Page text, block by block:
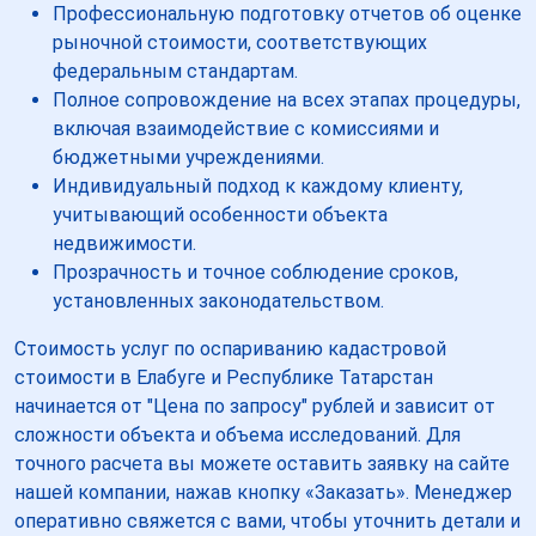
Профессиональную подготовку отчетов об оценке
рыночной стоимости, соответствующих
федеральным стандартам.
Полное сопровождение на всех этапах процедуры,
включая взаимодействие с комиссиями и
бюджетными учреждениями.
Индивидуальный подход к каждому клиенту,
учитывающий особенности объекта
недвижимости.
Прозрачность и точное соблюдение сроков,
установленных законодательством.
Стоимость услуг по оспариванию кадастровой
стоимости в Елабуге и Республике Татарстан
начинается от "Цена по запросу" рублей и зависит от
сложности объекта и объема исследований. Для
точного расчета вы можете оставить заявку на сайте
нашей компании, нажав кнопку «Заказать». Менеджер
оперативно свяжется с вами, чтобы уточнить детали и